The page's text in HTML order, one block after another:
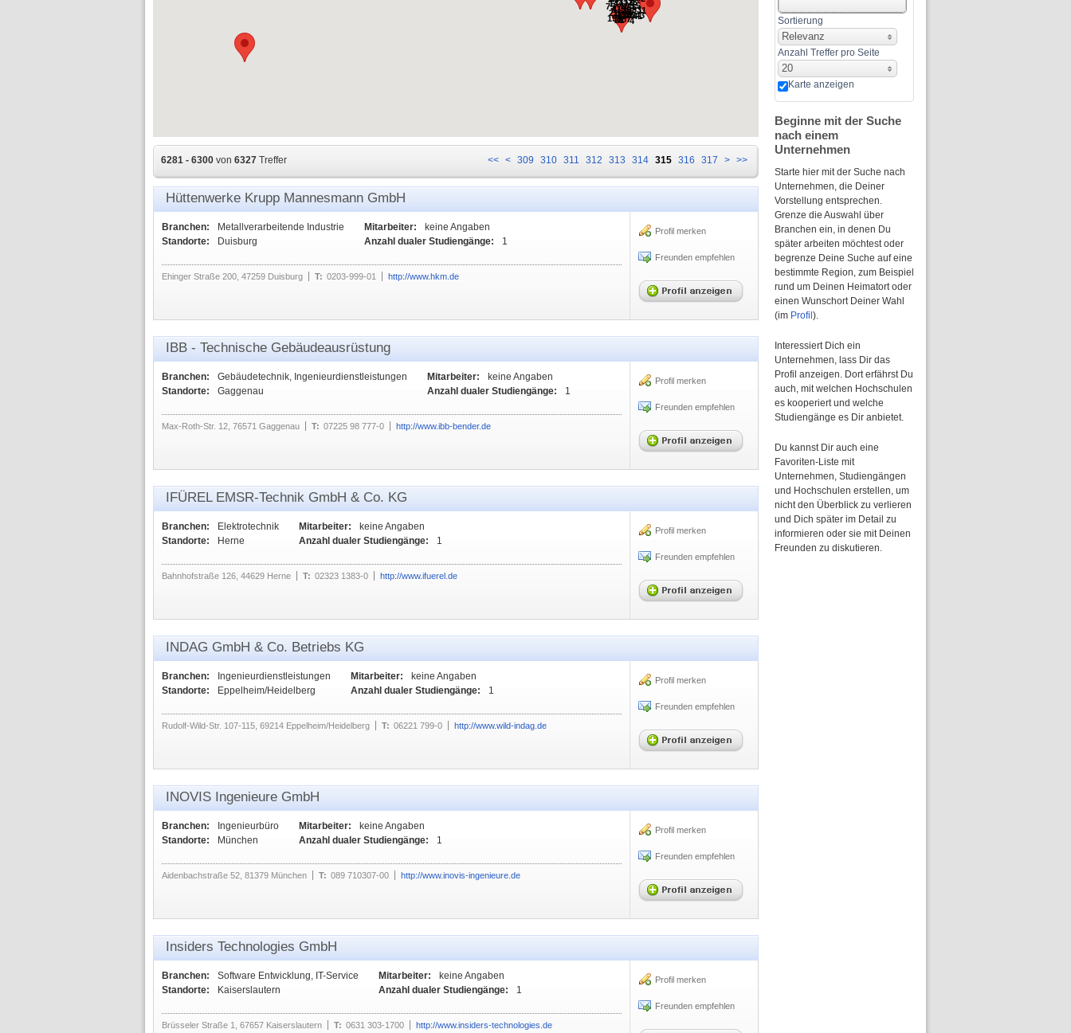
254
443
479
75113065
98
458
15
33
105
25
178
11
19818741
102
219
137
21
4
3
6281 - 6300 von 6327 Treffer << < 309 310 311 312 313 314 315 316 317 > >>
Hüttenwerke Krupp Mannesmann GmbH
Branchen:
Metallverarbeitende Industrie
Standorte:
Duisburg
Mitarbeiter:
keine Angaben
Anzahl dualer Studiengänge:
1
Ehinger Straße 200, 47259 Duisburg T: 0203-999-01 http://www.hkm.de
Profil merken
Freunden empfehlen
IBB - Technische Gebäudeausrüstung
Branchen:
Gebäudetechnik, Ingenieurdienstleistungen
Standorte:
Gaggenau
Mitarbeiter:
keine Angaben
Anzahl dualer Studiengänge:
1
Max-Roth-Str. 12, 76571 Gaggenau T: 07225 98 777-0 http://www.ibb-bender.de
Profil merken
Freunden empfehlen
IFÜREL EMSR-Technik GmbH & Co. KG
Branchen:
Elektrotechnik
Standorte:
Herne
Mitarbeiter:
keine Angaben
Anzahl dualer Studiengänge:
1
Bahnhofstraße 126, 44629 Herne T: 02323 1383-0 http://www.ifuerel.de
Profil merken
Freunden empfehlen
INDAG GmbH & Co. Betriebs KG
Branchen:
Ingenieurdienstleistungen
Standorte:
Eppelheim/Heidelberg
Mitarbeiter:
keine Angaben
Anzahl dualer Studiengänge:
1
Rudolf-Wild-Str. 107-115, 69214 Eppelheim/Heidelberg T: 06221 799-0 http://www.wild-indag.de
Profil merken
Freunden empfehlen
INOVIS Ingenieure GmbH
Branchen:
Ingenieurbüro
Standorte:
München
Mitarbeiter:
keine Angaben
Anzahl dualer Studiengänge:
1
Aidenbachstraße 52, 81379 München T: 089 710307-00 http://www.inovis-ingenieure.de
Profil merken
Freunden empfehlen
Insiders Technologies GmbH
Branchen:
Software Entwicklung, IT-Service
Standorte:
Kaiserslautern
Mitarbeiter:
keine Angaben
Anzahl dualer Studiengänge:
1
Brüsseler Straße 1, 67657 Kaiserslautern T: 0631 303-1700 http://www.insiders-technologies.de
Profil merken
Freunden empfehlen
Sortierung
Relevanz
Anzahl Treffer pro Seite
20
Karte anzeigen
Beginne mit der Suche
nach einem
Unternehmen
Starte hier mit der Suche nach
Unternehmen, die Deiner
Vorstellung entsprechen.
Grenze die Auswahl über
Branchen ein, in denen Du
später arbeiten möchtest oder
begrenze Deine Suche auf eine
bestimmte Region, zum Beispiel
rund um Deinen Heimatort oder
einen Wunschort Deiner Wahl
(im Profil ).
Interessiert Dich ein
Unternehmen, lass Dir das
Profil anzeigen. Dort erfährst Du
auch, mit welchen Hochschulen
es kooperiert und welche
Studiengänge es Dir anbietet.
Du kannst Dir auch eine
Favoriten-Liste mit
Unternehmen, Studiengängen
und Hochschulen erstellen, um
nicht den Überblick zu verlieren
und Dich später im Detail zu
informieren oder sie mit Deinen
Freunden zu diskutieren.